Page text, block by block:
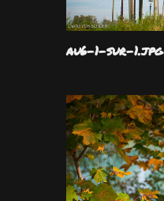
au6-1-sur-1.jpg